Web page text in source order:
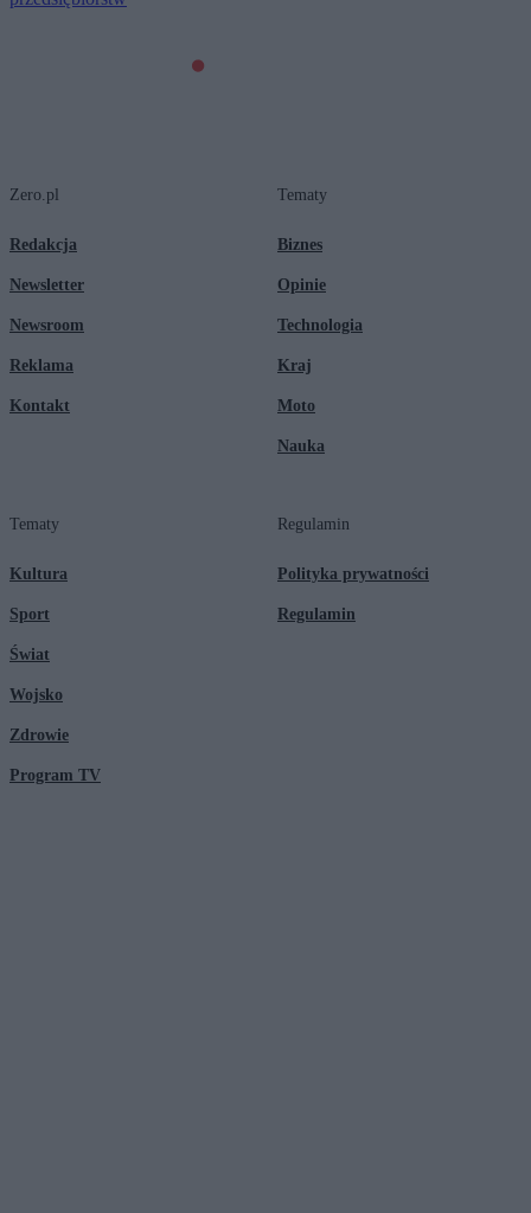
Zero.pl
Redakcja
Newsletter
Newsroom
Reklama
Kontakt
Tematy
Biznes
Opinie
Technologia
Kraj
Moto
Nauka
Tematy
Kultura
Sport
Świat
Wojsko
Zdrowie
Program TV
Regulamin
Polityka prywatności
Regulamin